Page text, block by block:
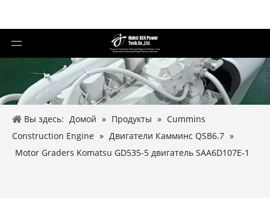
Вы здесь: Домой » Продукты » Cummins
Construction Engine » Двигатели Камминс QSB6.7 »
Motor Graders Komatsu GD535-5 двигатель SAA6D107E-1